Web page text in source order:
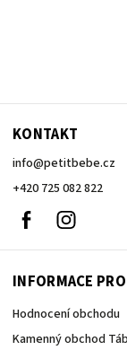
KONTAKT
info@petitbebe.cz
+420 725 082 822
Facebook
INFORMACE
Hodnocení obchodu
Kamenný obchod